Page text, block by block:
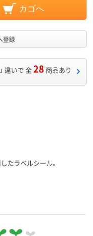
カゴへ
登録
違いで 全28 商品あり
たラベルシール。